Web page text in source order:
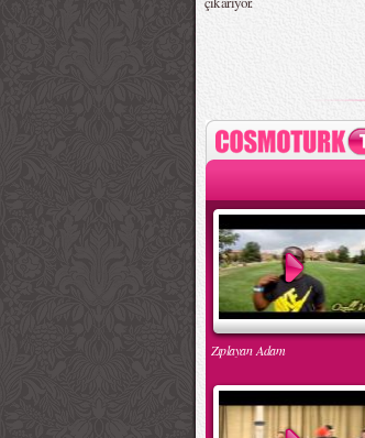
Zıplayan Adam